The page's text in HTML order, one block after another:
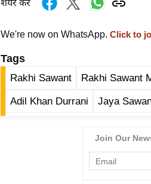
शेयर करें
We're now on WhatsApp. Click to
Tags
Rakhi Sawant Rakhi Sawant
Adil Khan Durrani Jaya